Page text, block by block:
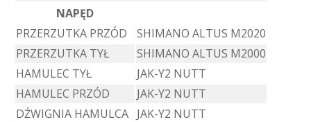
NAPĘD
PRZERZUTKA PRZÓD
SHIMANO ALTUS M2020
PRZERZUTKA TYŁ
SHIMANO ALTUS M2000
HAMULEC TYŁ
JAK-Y2 NUTT
HAMULEC PRZÓD
JAK-Y2 NUTT
DŹWIGNIA HAMULCA JAK-Y2 NUTT